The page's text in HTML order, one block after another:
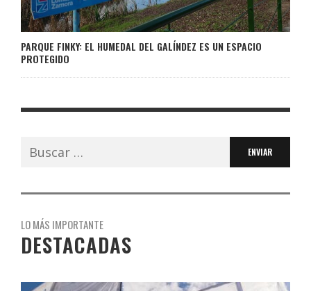
PARQUE FINKY: EL HUMEDAL DEL GALÍNDEZ ES UN ESPACIO
PROTEGIDO
Buscar:
LO MÁS IMPORTANTE
DESTACADAS